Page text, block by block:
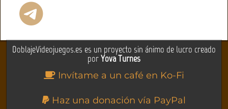
DoblajeVideojuegos.es es un proyecto sin ánimo de lucro creado
porYova Turnes
Invítame a un café en Ko-Fi
Haz una donación vía PayPal